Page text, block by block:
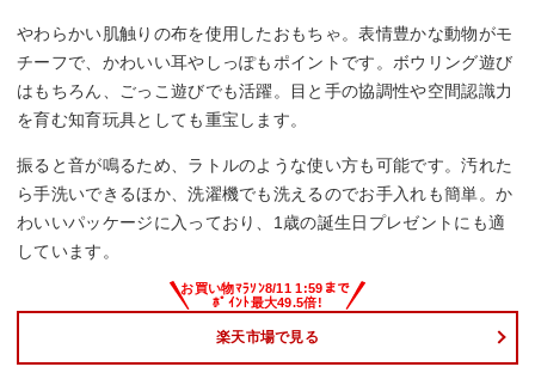
やわらかい肌触りの布を使用したおもちゃ。表情豊かな動物がモ
チーフで、かわいい耳やしっぽもポイントです。ボウリング遊び
はもちろん、ごっこ遊びでも活躍。目と手の協調性や空間認識力
を育む知育玩具としても重宝します。
振ると音が鳴るため、ラトルのような使い方も可能です。汚れた
ら手洗いできるほか、洗濯機でも洗えるのでお手入れも簡単。か
わいいパッケージに入っており、1歳の誕生日プレゼントにも適
しています。
楽天市場で見る